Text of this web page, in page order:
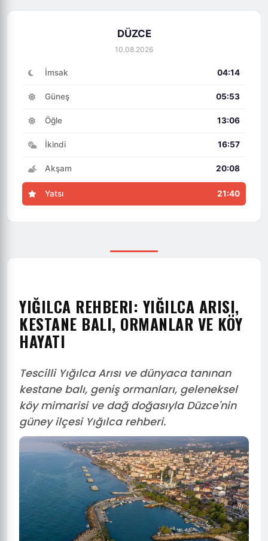
DÜZCE
10.08.2026
İmsak 04:14
Güneş 05:53
Öğle 13:06
İkindi 16:57
Akşam 20:08
Yatsı 21:40
YIĞILCA REHBERI: YIĞILCA ARISI,
KESTANE BALI, ORMANLAR VE KÖY
HAYATI
Tescilli Yığılca Arısı ve dünyaca tanınan
kestane balı, geniş ormanları, geleneksel
köy mimarisi ve dağ doğasıyla Düzce'nin
güney ilçesi Yığılca rehberi.